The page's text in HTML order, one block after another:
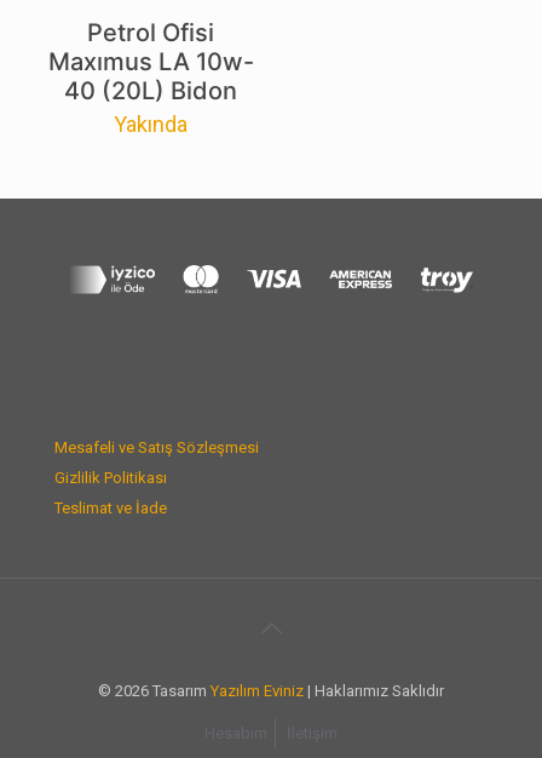
Petrol Ofisi
Maxımus LA 10w-
40 (20L) Bidon
Yakında
Mesafeli ve Satış Sözleşmesi
Gizlilik Politikası
Teslimat ve İade
© 2026 Tasarım Yazılım Eviniz | Haklarımız Saklıdır
Hesabım İletişim